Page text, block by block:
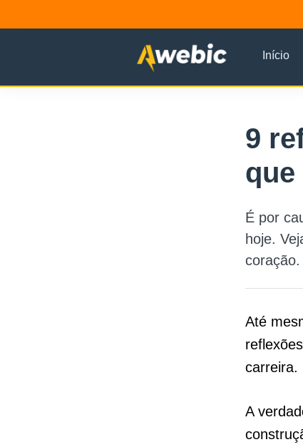
Início
9
É por
hoje.
coração.
Até
carreira.
A